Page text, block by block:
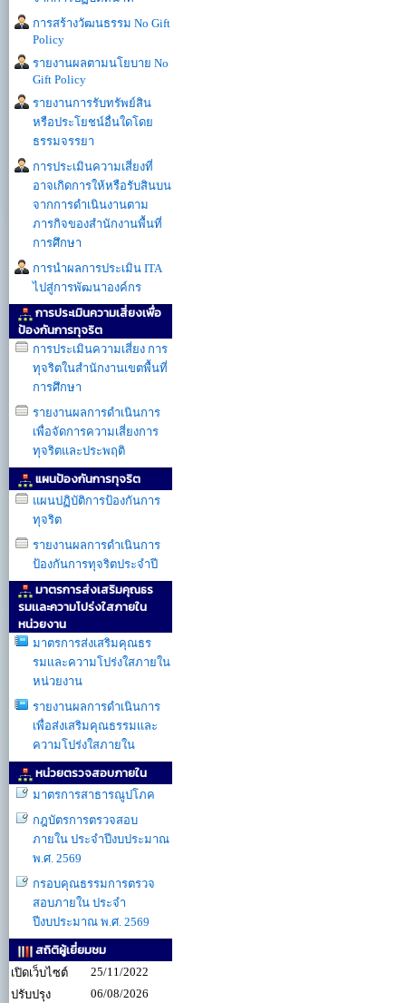
การสร้างวัฒนธรรม No Gift
Policy
รายงานผลตามนโยบาย No
Gift Policy
รายงานการรับทรัพย์สิน
หรือประโยชน์อื่นใดโดย
ธรรมจรรยา
การประเมินความเสี่ยงที่
อาจเกิดการให้หรือรับสินบน
จากการดำเนินงานตาม
ภารกิจของสำนักงานพื้นที่
การศึกษา
การนำผลการประเมิน ITA
ไปสู่การพัฒนาองค์กร
การประเมินความเสี่ยงเพื่อ
ป้องกันการทุจริต
การประเมินความเสี่ยง การ
ทุจริตในสำนักงานเขตพื้นที่
การศึกษา
รายงานผลการดำเนินการ
เพื่อจัดการความเสี่ยงการ
ทุจริตและประพฤติ
แผนป้องกันการทุจริต
แผนปฏิบัติการป้องกันการ
ทุจริต
รายงานผลการดำเนินการ
ป้องกันการทุจริตประจำปี
มาตรการส่งเสริมคุณธร
รมเเละความโปร่งใสภายใน
หน่วยงาน
มาตรการส่งเสริมคุณธร
รมเเละความโปร่งใสภายใน
หน่วยงาน
รายงานผลการดำเนินการ
เพื่อส่งเสริมคุณธรรมเเละ
ความโปร่งใสภายใน
หน่วยตรวจสอบภายใน
มาตรการสาธารณูปโภค
กฎบัตรการตรวจสอบ
ภายใน ประจำปีงบประมาณ
พ.ศ. 2569
กรอบคุณธรรมการตรวจ
สอบภายใน ประจำ
ปีงบประมาณ พ.ศ. 2569
สถิติผู้เยี่ยมชม
เปิดเว็บไซต์
25/11/2022
ปรับปรุง
06/08/2026